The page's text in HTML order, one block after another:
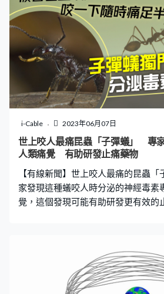
返回大氣層時才完全張開，面積遠大
罩的材料是高溫合金，因為面積夠大
快散熱，如果沒受損，下次可以重
一個用途，假設想在太空做植物實驗
做，不可以在人造衛星做，因為人造
毀，無法回收裡面的植物，但這種
於人造衛星，令其免於燒毀，隔熱罩
果，方便在海面回收，取得裡面的實
署表示，會在今年內將隔熱罩發射上
的考驗。
i-Cable 2023年06月07日
世上咬人最痛昆蟲「子彈蟻」 專
人類痛覺 有助研發止痛藥物
【有線新聞】世上咬人最痛的昆蟲
家發現這種蟻咬人時分泌的神經毒素
覺，這個發現可能有助研發更有效的
上咬人最痛的昆蟲，被蜜蜂叮一般痛
咬可以痛足12小時，足以讓人痛得冷
道子彈蟻咬人時和毒蛇及蠍子一樣，